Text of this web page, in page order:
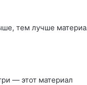
тем лучше
— этот материал